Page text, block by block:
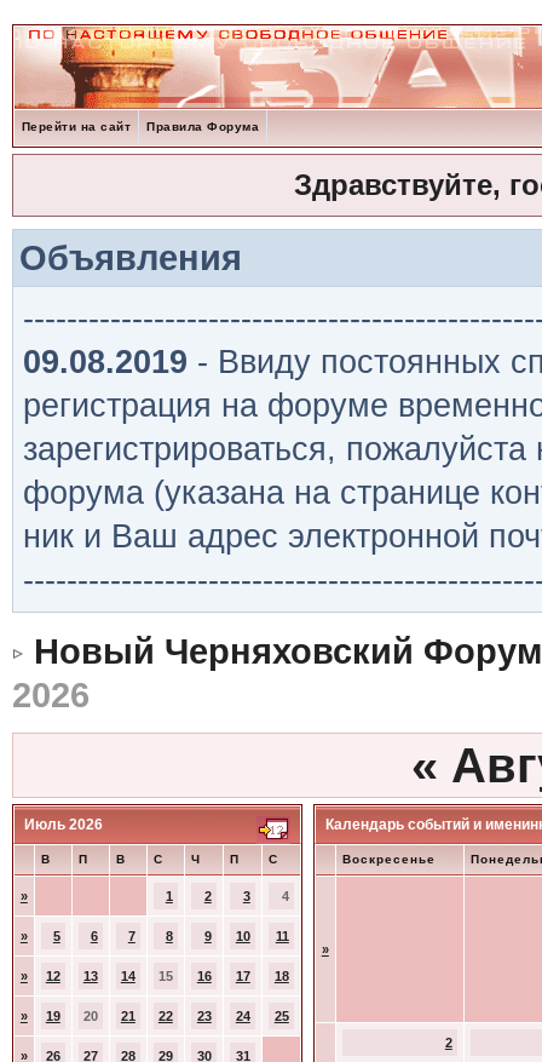
Перейти на сайт Правила Форума
Здравствуйте,
Объявления
09.08.2019 - Ввиду постоянных
регистрация на форуме
зарегистрироваться,
форума (указана на странице
ник и Ваш адрес электронной
Новый Черняховский Форум
2026
«
Июль 2026
В П В С Ч П С
» 1 2 3 4
» 5 6 7 8 9 10 11
» 12 13 14 15 16 17 18
» 19 20 21 22 23 24 25
» 26 27 28 29 30 31
Календарь событий и
Воскресенье
»
2